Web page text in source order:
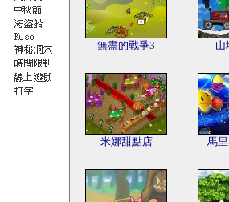
無盡的戰爭3 山
米娜甜點店 馬